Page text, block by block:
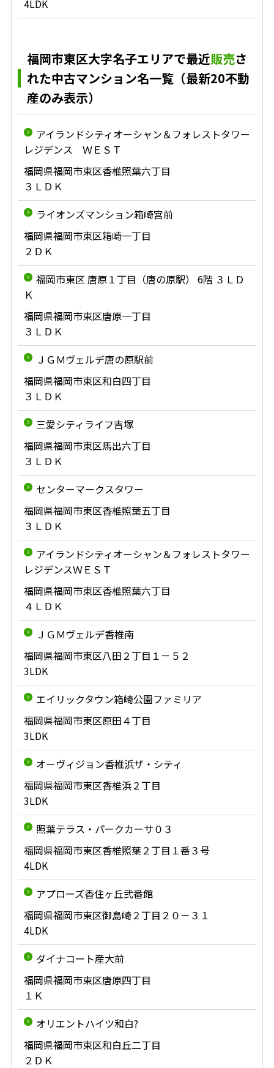
4LDK
福岡市東区大字名子エリアで最近販売さ
れた中古マンション名一覧（最新20不動
産のみ表示）
アイランドシティオーシャン＆フォレストタワー
レジデンス ＷＥＳＴ
福岡県福岡市東区香椎照葉六丁目
３ＬＤＫ
ライオンズマンション箱崎宮前
福岡県福岡市東区箱崎一丁目
２ＤＫ
福岡市東区 唐原１丁目（唐の原駅） 6階 ３ＬＤ
Ｋ
福岡県福岡市東区唐原一丁目
３ＬＤＫ
ＪＧＭヴェルデ唐の原駅前
福岡県福岡市東区和白四丁目
３ＬＤＫ
三愛シティライフ吉塚
福岡県福岡市東区馬出六丁目
３ＬＤＫ
センターマークスタワー
福岡県福岡市東区香椎照葉五丁目
３ＬＤＫ
アイランドシティオーシャン＆フォレストタワー
レジデンスＷＥＳＴ
福岡県福岡市東区香椎照葉六丁目
４ＬＤＫ
ＪＧＭヴェルデ香椎南
福岡県福岡市東区八田２丁目１－５２
3LDK
エイリックタウン箱崎公園ファミリア
福岡県福岡市東区原田４丁目
3LDK
オーヴィジョン香椎浜ザ・シティ
福岡県福岡市東区香椎浜２丁目
3LDK
照葉テラス・パークカーサ０３
福岡県福岡市東区香椎照葉２丁目１番３号
4LDK
アプローズ香住ヶ丘弐番館
福岡県福岡市東区御島崎２丁目２０－３１
4LDK
ダイナコート産大前
福岡県福岡市東区唐原四丁目
１Ｋ
オリエントハイツ和白?
福岡県福岡市東区和白丘二丁目
２ＤＫ